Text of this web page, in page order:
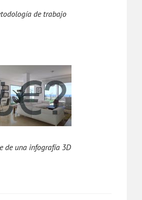
de trabajo
de una infografía 3D